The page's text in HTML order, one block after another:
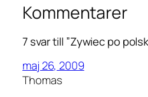
Kommentarer
7 svar till ”Zywiec po
maj 26, 2009
Thomas